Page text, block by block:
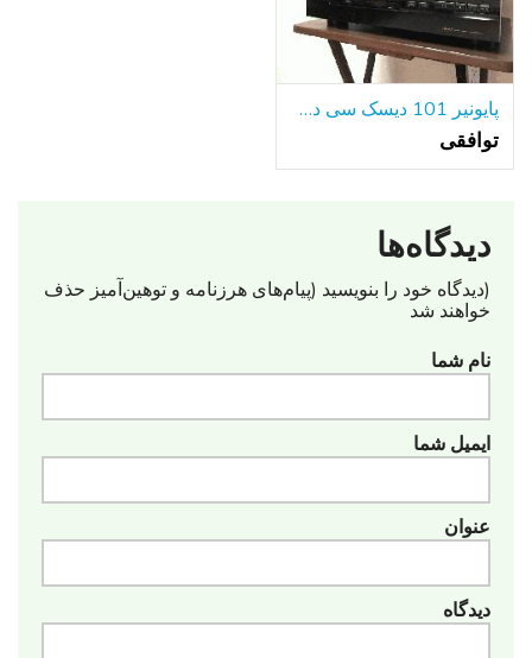
پایونیر 101 دیسک سی دی پلیر PD-F908
توافقی
دیدگاه‌ها
(دیدگاه خود را بنویسید (پیام‌های هرزنامه‌ و توهین‌آمیز حذف
خواهند شد
نام شما
ایمیل شما
عنوان
دیدگاه